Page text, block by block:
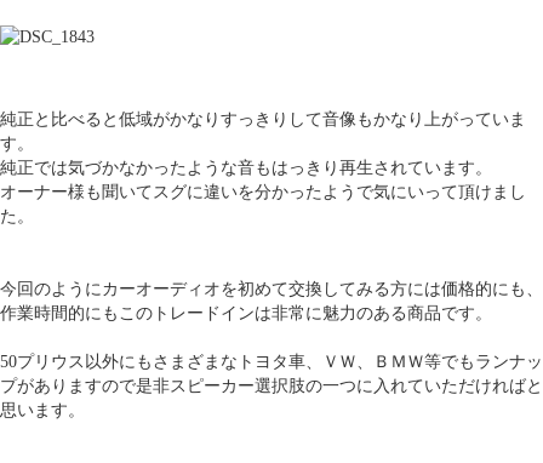
純正と比べると低域がかなりすっきりして音像もかなり上がっていま
す。
純正では気づかなかったような音もはっきり再生されています。
オーナー様も聞いてスグに違いを分かったようで気にいって頂けまし
た。
今回のようにカーオーディオを初めて交換してみる方には価格的にも、
作業時間的にもこのトレードインは非常に魅力のある商品です。
50プリウス以外にもさまざまなトヨタ車、ＶＷ、ＢＭＷ等でもランナッ
プがありますので是非スピーカー選択肢の一つに入れていただければと
思います。